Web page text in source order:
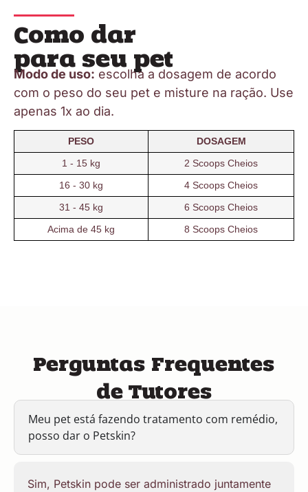
Como dar
para seu pet
Modo de uso: escolha a dosagem de acordo
com o peso do seu pet e misture na ração. Use
apenas 1x ao dia.
PESO
DOSAGEM
1 - 15 kg
2 Scoops Cheios
16 - 30 kg
4 Scoops Cheios
31 - 45 kg
6 Scoops Cheios
Acima de 45 kg
8 Scoops Cheios
Perguntas Frequentes
de Tutores
Meu pet está fazendo tratamento com remédio,
posso dar o Petskin?
Sim, Petskin pode ser administrado juntamente